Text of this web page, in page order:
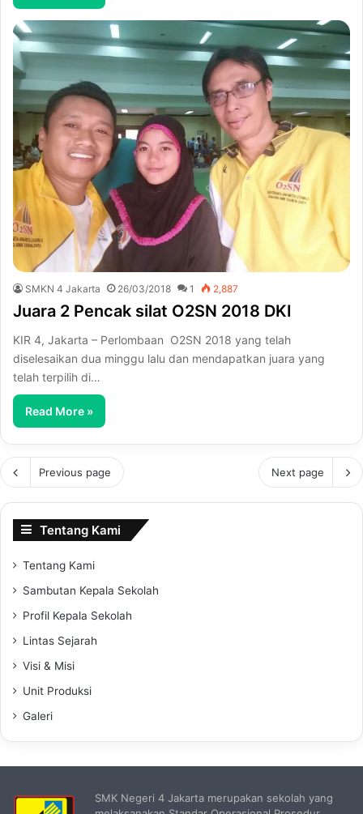
SMKN 4 Jakarta 26/03/2018 1 2,887
Juara 2 Pencak silat O2SN 2018 DKI
KIR 4, Jakarta – Perlombaan O2SN 2018 yang telah
diselesaikan dua minggu lalu dan mendapatkan juara yang
telah terpilih di…
Read More »
Previous page Next page
Tentang Kami
Tentang Kami
Sambutan Kepala Sekolah
Profil Kepala Sekolah
Lintas Sejarah
Visi & Misi
Unit Produksi
Galeri
SMK Negeri 4 Jakarta merupakan sekolah yang